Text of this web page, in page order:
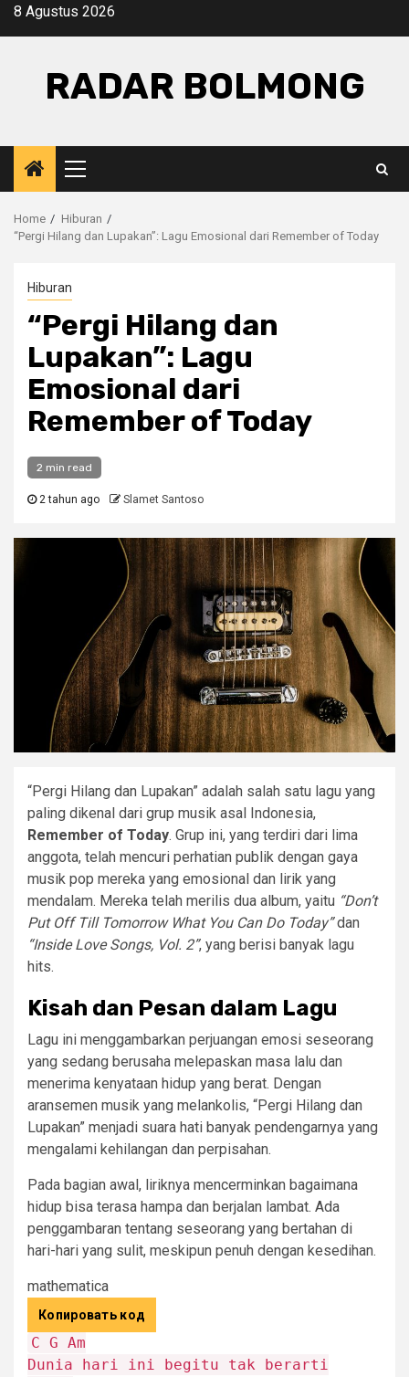
Skip8 Agustus 2026
RADAR BOLMONG
Primary
Menu
Home
Hiburan
“Pergi Hilang dan Lupakan”: Lagu Emosional dari Remember of Today
Hiburan
“Pergi Hilang dan
Lupakan”: Lagu
Emosional dari
Remember of Today
2 min read
2 tahun ago Slamet Santoso
“Pergi Hilang dan Lupakan” adalah salah satu lagu yang
paling dikenal dari grup musik asal Indonesia,
Remember of Today. Grup ini, yang terdiri dari lima
anggota, telah mencuri perhatian publik dengan gaya
musik pop mereka yang emosional dan lirik yang
mendalam. Mereka telah merilis dua album, yaitu “Don’t
Put Off Till Tomorrow What You Can Do Today”dan
“Inside Love Songs, Vol. 2”, yang berisi banyak lagu
hits.
Kisah dan Pesan dalam Lagu
Lagu ini menggambarkan perjuangan emosi seseorang
yang sedang berusaha melepaskan masa lalu dan
menerima kenyataan hidup yang berat. Dengan
aransemen musik yang melankolis, “Pergi Hilang dan
Lupakan” menjadi suara hati banyak pendengarnya yang
mengalami kehilangan dan perpisahan.
Pada bagian awal, liriknya mencerminkan bagaimana
hidup bisa terasa hampa dan berjalan lambat. Ada
penggambaran tentang seseorang yang bertahan di
hari-hari yang sulit, meskipun penuh dengan kesedihan.
mathematica
Копировать код
C G Am
Dunia
hari ini begitu tak
berarti